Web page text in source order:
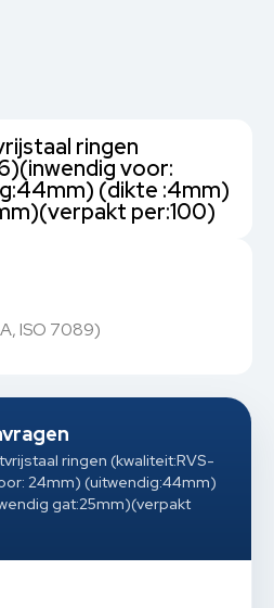
ringen
voor:
(dikte :4mm)
per:100)
ISO 7089)
ringen (kwaliteit:RVS-
24mm) (uitwendig:44mm)
gat:25mm)(verpakt